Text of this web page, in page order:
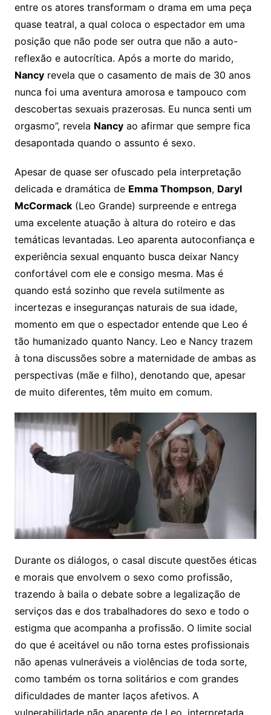
entre os atores transformam o drama em uma peça
quase teatral, a qual coloca o espectador em uma
posição que não pode ser outra que não a auto-
reflexão e autocrítica. Após a morte do marido,
Nancyrevela que o casamento de mais de 30 anos
nunca foi uma aventura amorosa e tampouco com
descobertas sexuais prazerosas. Eu nunca senti um
orgasmo”, revela Nancyao afirmar que sempre fica
desapontada quando o assunto é sexo.
Apesar de quase ser ofuscado pela interpretação
delicada e dramática de Emma Thompson, Daryl
McCormack(Leo Grande) surpreende e entrega
uma excelente atuação à altura do roteiro e das
temáticas levantadas. Leo aparenta autoconfiança e
experiência sexual enquanto busca deixar Nancy
confortável com ele e consigo mesma. Mas é
quando está sozinho que revela sutilmente as
incertezas e inseguranças naturais de sua idade,
momento em que o espectador entende que Leo é
tão humanizado quanto Nancy. Leo e Nancy trazem
à tona discussões sobre a maternidade de ambas as
perspectivas (mãe e filho), denotando que, apesar
de muito diferentes, têm muito em comum.
Durante os diálogos, o casal discute questões éticas
e morais que envolvem o sexo como profissão,
trazendo à baila o debate sobre a legalização de
serviços das e dos trabalhadores do sexo e todo o
estigma que acompanha a profissão. O limite social
do que é aceitável ou não torna estes profissionais
não apenas vulneráveis a violências de toda sorte,
como também os torna solitários e com grandes
dificuldades de manter laços afetivos. A
vulnerabilidade não aparente de Leo, interpretada